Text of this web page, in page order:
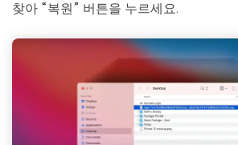
찾아 “복원” 버튼을 누르세요.